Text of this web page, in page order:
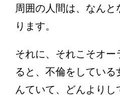
周囲の人間は、なん
ります。
それに、それこそオ
ると、不倫をしてい
んていて、どんより